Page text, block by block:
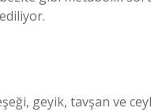
geyik, tavşan ve